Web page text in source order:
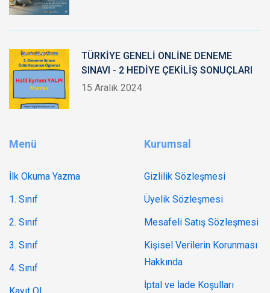
TÜRKİYE GENELİ ONLİNE DENEME
SINAVI - 2 HEDİYE ÇEKİLİŞ SONUÇLARI
15 Aralık 2024
Menü
İlk Okuma Yazma
1. Sınıf
2. Sınıf
3. Sınıf
4. Sınıf
Kurumsal
Gizlilik Sözleşmesi
Üyelik Sözleşmesi
Mesafeli Satış Sözleşmesi
Kişisel Verilerin Korunması
Hakkında
İptal ve İade Koşulları